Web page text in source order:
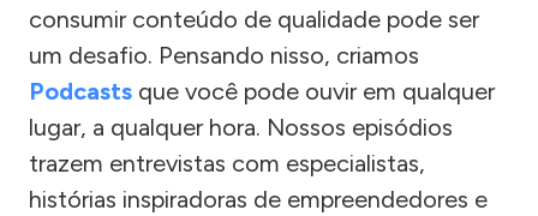
consumir conteúdo de qualidade pode ser
um desafio. Pensando nisso, criamos
Podcasts que você pode ouvir em qualquer
lugar, a qualquer hora. Nossos episódios
trazem entrevistas com especialistas,
histórias inspiradoras de empreendedores e